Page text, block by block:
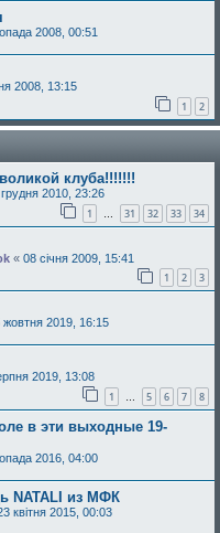
2008, 00:51
2008, 13:15
1 2
клуба!!!!!!!
2010, 23:26
1 … 31 32 33 34
« 08 січня 2009, 15:41
1 2 3
жовтня 2019, 16:15
2019, 13:08
1 … 5 6 7 8
в эти выходные 19-
2016, 04:00
NATALI из МФК
квітня 2015, 00:03